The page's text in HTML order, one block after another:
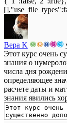
Вера K
Этот курс очень
знания о
числа дня
определяющее
расчете даты и
знания явились